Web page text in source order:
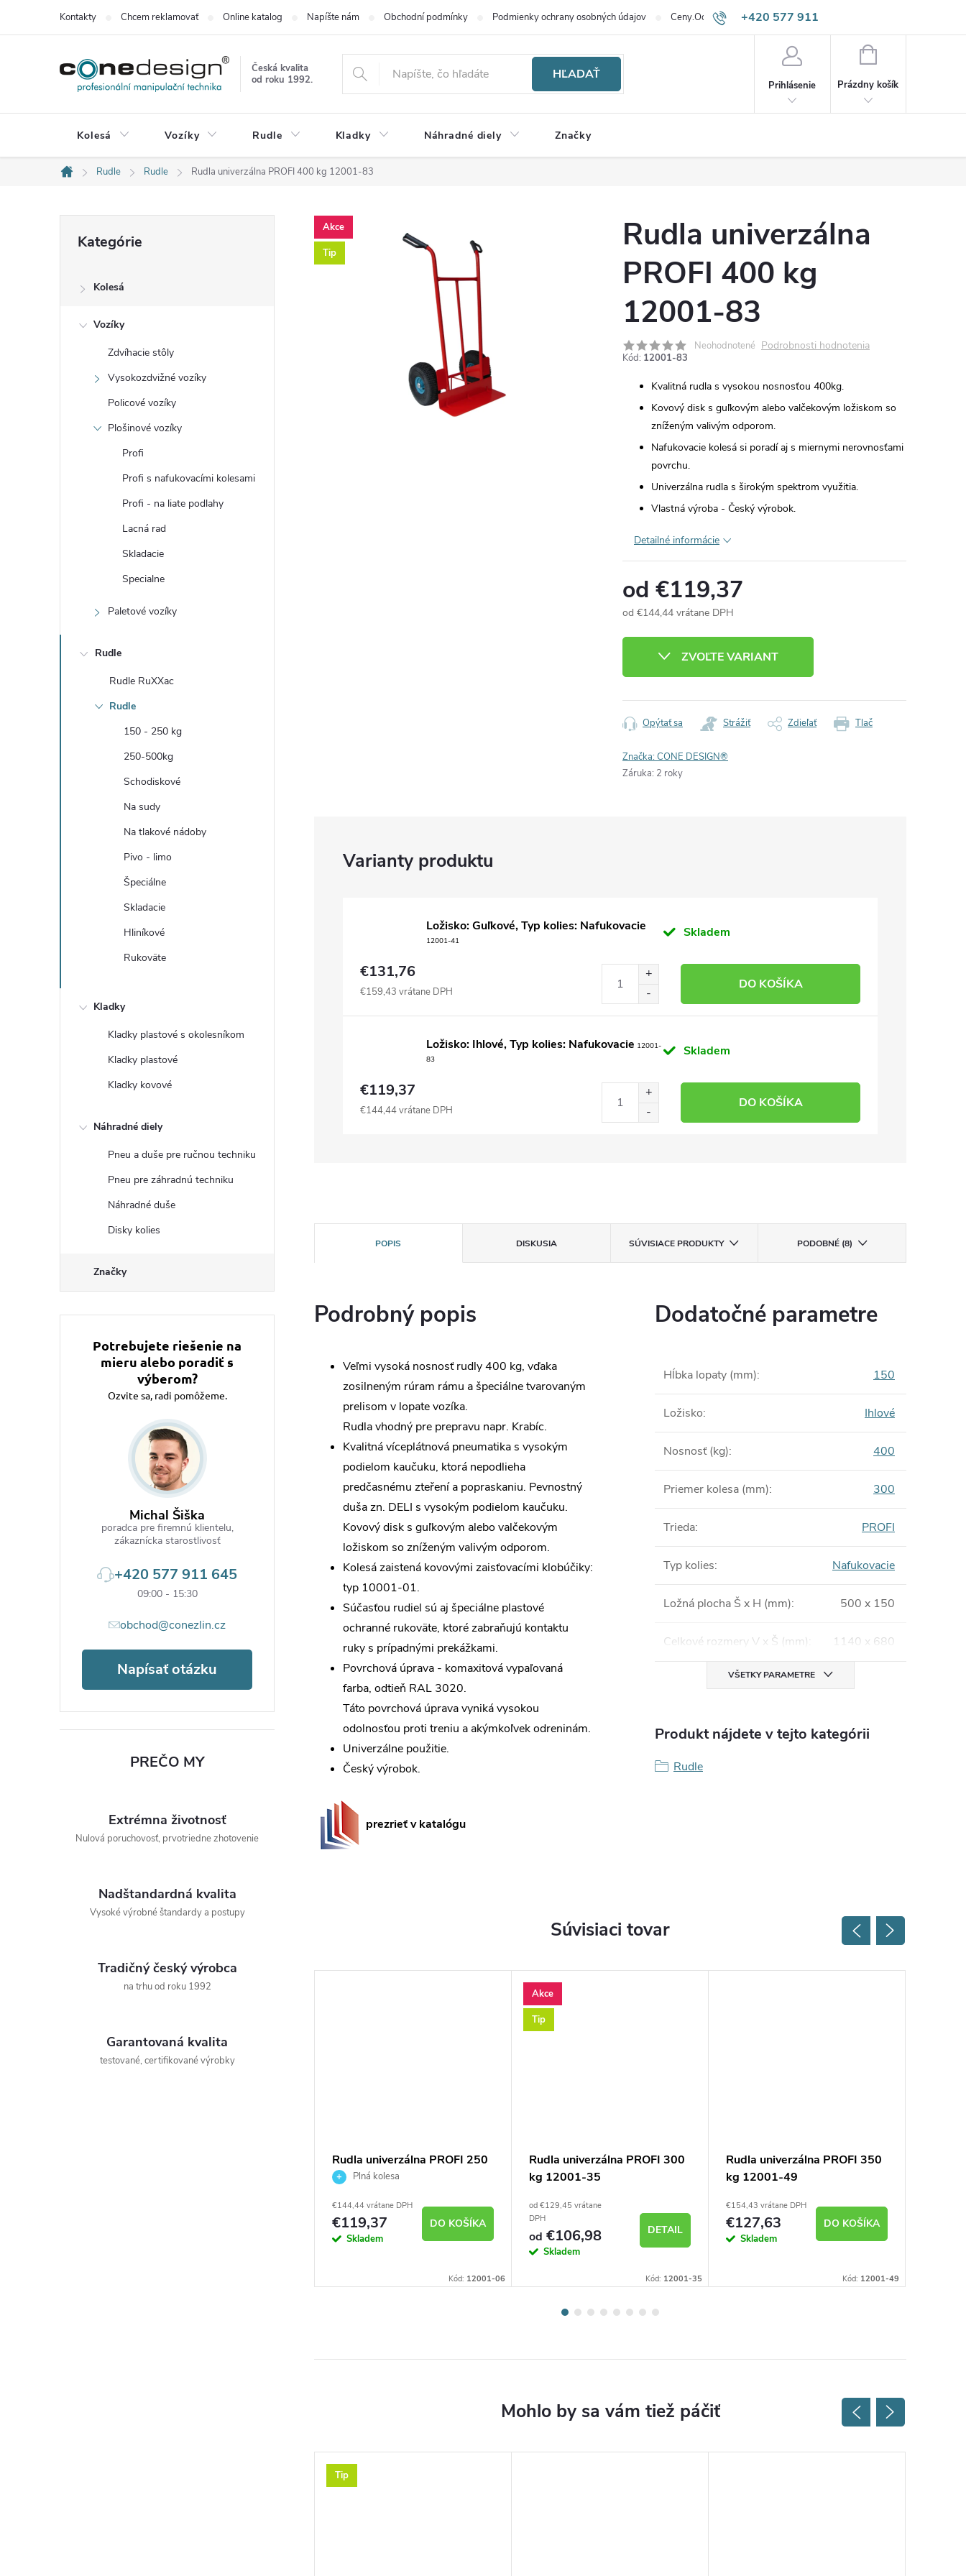
+420 577 911
Kontakty Chcem reklamovať Online katalog Napíšte nám Obchodní podmínky Podmienky ochrany osobných údajov Ceny.Odpadneš.sk
Česká kvalita
od roku 1992.
HĽADAŤ
Prihlásenie
NÁKUPNÝ
Prázdny košík
Kolesá Vozíky Rudle Kladky Náhradné diely Značky
Domov
Rudle Rudle Rudla univerzálna PROFI 400 kg 12001-83
kategórie
Kategórie
Kolesá
Vozíky
Zdvíhacie stôly
Vysokozdvižné vozíky
Policové vozíky
Plošinové vozíky
Profi
Profi s nafukovacími kolesami
Profi - na liate podlahy
Lacná rad
Skladacie
Specialne
Paletové vozíky
Rudle
Rudle RuXXac
Rudle
150 - 250 kg
250-500kg
Schodiskové
Na sudy
Na tlakové nádoby
Pivo - limo
Špeciálne
Skladacie
Hliníkové
Rukoväte
Kladky
Kladky plastové s okolesníkom
Kladky plastové
Kladky kovové
Náhradné diely
Pneu a duše pre ručnou techniku
Pneu pre záhradnú techniku
Náhradné duše
Disky kolies
Značky
Potrebujete riešenie na
mieru alebo poradiť s
výberom?
Ozvite sa, radi pomôžeme.
Michal Šiška
poradca pre firemnú klientelu,
zákaznícka starostlivosť
+420 577 911 645
09:00 - 15:30
obchod@conezlin.cz
Napísať otázku
PREČO MY
Extrémna životnosť
Nulová poruchovosť, prvotriedne zhotovenie
Nadštandardná kvalita
Vysoké výrobné štandardy a postupy
Tradičný český výrobca
na trhu od roku 1992
Garantovaná kvalita
testované, certifikované výrobky
Akce
Tip
Rudla univerzálna
PROFI 400 kg
12001-83
Neohodnotené Podrobnosti hodnotenia
Kód: 12001-83
Kvalitná rudla s vysokou nosnosťou 400kg.
Kovový disk s guľkovým alebo valčekovým ložiskom so
zníženým valivým odporom.
Nafukovacie kolesá si poradí aj s miernymi nerovnosťami
povrchu.
Univerzálna rudla s širokým spektrom využitia.
Vlastná výroba - Český výrobok.
Detailné informácie
od €119,37
od €144,44 vrátane DPH
ZVOĽTE VARIANT
Tlač
Opýtať sa Strážiť Zdieľať
Značka:CONE DESIGN®
Záruka: 2 roky
Ložisko: Guľkové, Typ kolies: Nafukovacie
12001-41
Skladem
€131,76
€159,43 vrátane DPH DO KOŠÍKA
Ložisko: Ihlové, Typ kolies: Nafukovacie 12001-
83
Skladem
€119,37
€144,44 vrátane DPH DO KOŠÍKA
POPIS DISKUSIA SÚVISIACE PRODUKTY PODOBNÉ (8)
Podrobný popis
Veľmi vysoká nosnosť rudly 400 kg, vďaka
zosilneným rúram rámu a špeciálne tvarovaným
prelisom v lopate vozíka.
Rudla vhodný pre prepravu napr. Krabíc.
Kvalitná víceplátnová pneumatika s vysokým
podielom kaučuku, ktorá nepodlieha
predčasnému zteření a popraskaniu. Pevnostný
duša zn. DELI s vysokým podielom kaučuku.
Kovový disk s guľkovým alebo valčekovým
ložiskom so zníženým valivým odporom.
Kolesá zaistená kovovými zaisťovacími klobúčiky:
typ 10001-01.
Súčasťou rudiel sú aj špeciálne plastové
ochranné rukoväte, ktoré zabraňujú kontaktu
ruky s prípadnými prekážkami.
Povrchová úprava - komaxitová vypaľovaná
farba, odtieň RAL 3020.
Táto povrchová úprava vyniká vysokou
odolnosťou proti treniu a akýmkoľvek odreninám.
Univerzálne použitie.
Český výrobok.
prezrieť v katalógu
Dodatočné parametre
Hĺbka lopaty (mm): 150
Ložisko: Ihlové
Nosnosť (kg): 400
Priemer kolesa (mm): 300
Trieda: PROFI
Typ kolies: Nafukovacie
Ložná plocha Š x H (mm): 500 x 150
Celkové rozmery V x Š (mm): 1140 x 680
VŠETKY PARAMETRE
Produkt nájdete v tejto kategórii
Rudle
Súvisiaci tovar
Rudla univerzálna PROFI 250
kg 12001-06
Plná kolesa
€144,44 vrátane DPH
€119,37
Skladem
DO KOŠÍKA
Kód: 12001-06
Akce
Tip
Rudla univerzálna PROFI 300
kg 12001-35
od €129,45 vrátane
DPH
od €106,98
Skladem
DETAIL
Kód: 12001-35
Rudla univerzálna PROFI 350
kg 12001-49
€154,43 vrátane DPH
€127,63
Skladem
DO KOŠÍKA
Kód: 12001-49
Tip